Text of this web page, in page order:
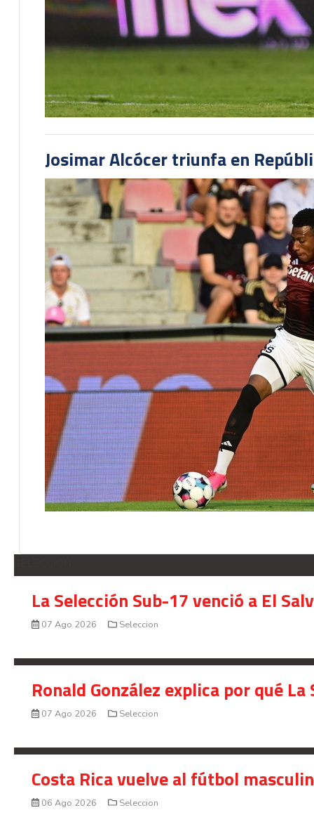
Josimar Alcócer triunfa en
La Selección Sub-17 venció a El
07 Ago 2026 Seleccion
Ronald González explica por qué
07 Ago 2026 Seleccion
Costa Rica vuelve al fútbol
06 Ago 2026 Seleccion